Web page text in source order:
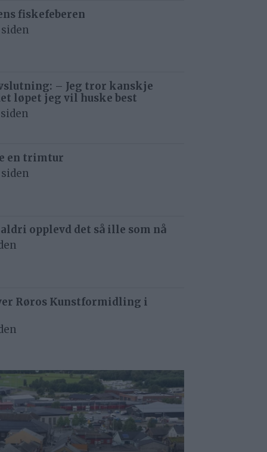
fiskefeberen
– Jeg tror kanskje
løpet jeg vil huske best
en trimtur
aldri opplevd det så ille som nå
Røros Kunstformidling i